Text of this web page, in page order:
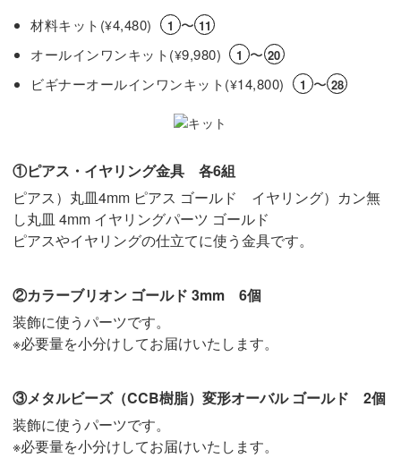
材料キット(¥4,480) 1 〜 11
オールインワンキット(¥9,980) 1 〜 20
ビギナーオールインワンキット(¥14,800) 1 〜 28
①ピアス・イヤリング金具 各6組
ピアス）丸皿4mm ピアス ゴールド イヤリング）カン無
し丸皿 4mm イヤリングパーツ ゴールド
ピアスやイヤリングの仕立てに使う金具です。
②カラーブリオン ゴールド 3mm 6個
装飾に使うパーツです。
※必要量を小分けしてお届けいたします。
③メタルビーズ（CCB樹脂）変形オーバル ゴールド 2個
装飾に使うパーツです。
※必要量を小分けしてお届けいたします。